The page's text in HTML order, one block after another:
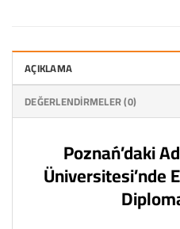
AÇIKLAMA
DEĞERLENDIRMELER (0)
Poznań’daki
Üniversitesi’nde